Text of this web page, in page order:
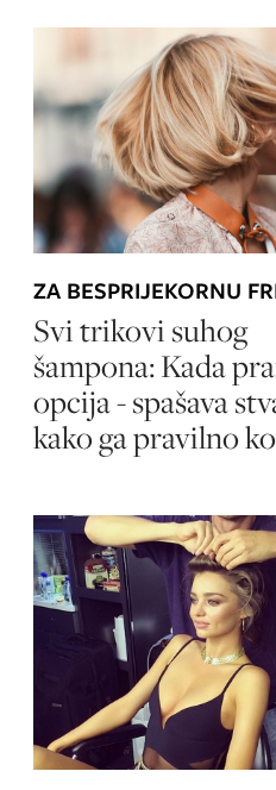
ZA BESPRIJEKORNU
Svi trikovi suhog
šampona: Kada
opcija - spašava
kako ga pravilno